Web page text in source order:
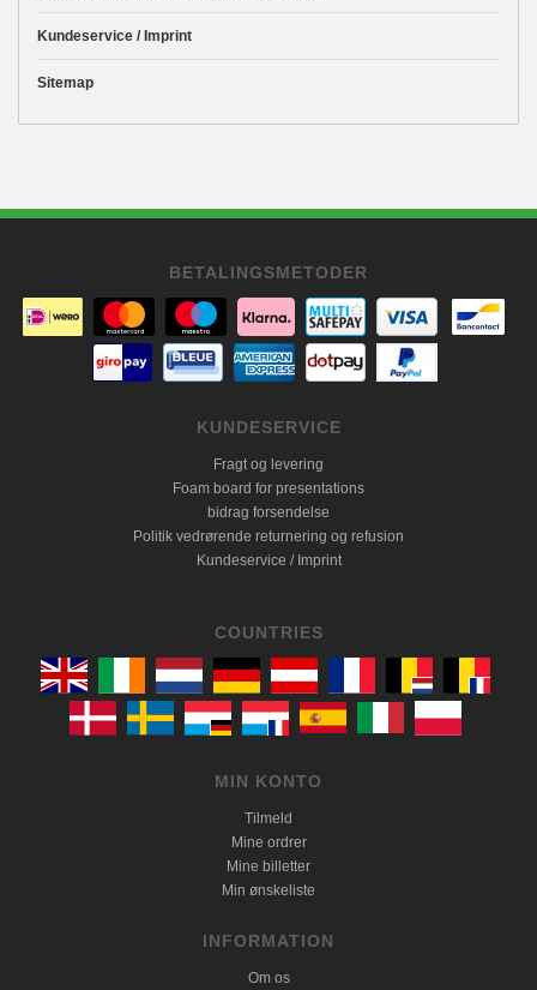
Kundeservice / Imprint
Sitemap
BETALINGSMETODER
KUNDESERVICE
Fragt og levering
Foam board for presentations
bidrag forsendelse
Politik vedrørende returnering og refusion
Kundeservice / Imprint
COUNTRIES
MIN KONTO
Tilmeld
Mine ordrer
Mine billetter
Min ønskeliste
INFORMATION
Om os